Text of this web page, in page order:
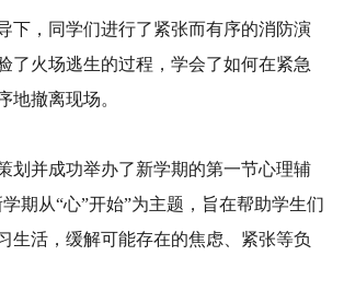
下，同学们进行了紧张而有序的消防演
了火场逃生的过程，学会了如何在紧急
地撤离现场。
划并成功举办了新学期的第一节心理辅
期从“心”开始”为主题，旨在帮助学生们
生活，缓解可能存在的焦虑、紧张等负